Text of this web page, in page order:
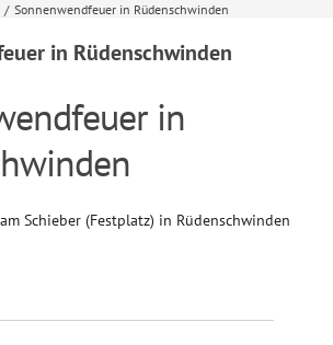
/ Sonnenwendfeuer in Rüdenschwinden
in Rüdenschwinden
in
Schieber (Festplatz) in Rüdenschwinden